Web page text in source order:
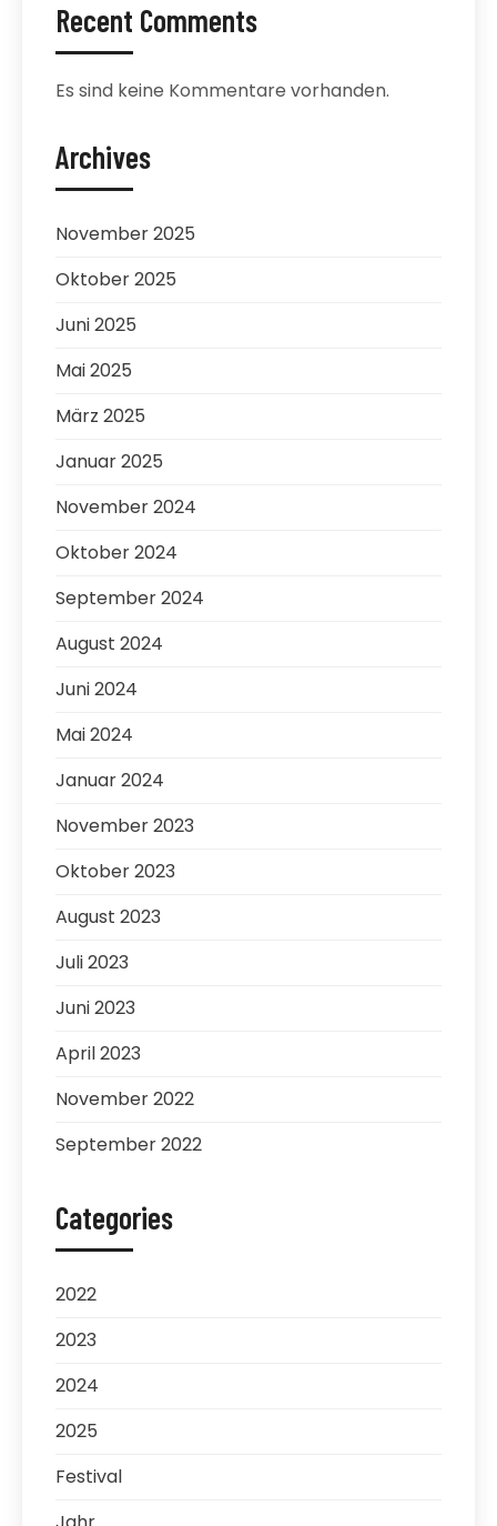
Recent Comments
Es sind keine Kommentare vorhanden.
Archives
November 2025
Oktober 2025
Juni 2025
Mai 2025
März 2025
Januar 2025
November 2024
Oktober 2024
September 2024
August 2024
Juni 2024
Mai 2024
Januar 2024
November 2023
Oktober 2023
August 2023
Juli 2023
Juni 2023
April 2023
November 2022
September 2022
Categories
2022
2023
2024
2025
Festival